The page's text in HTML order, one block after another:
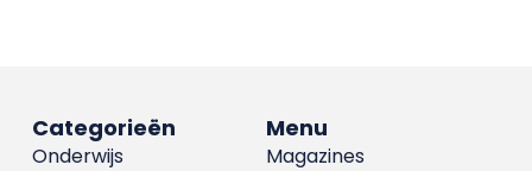
Menu
Magazines
Categorieën
Onderwijs